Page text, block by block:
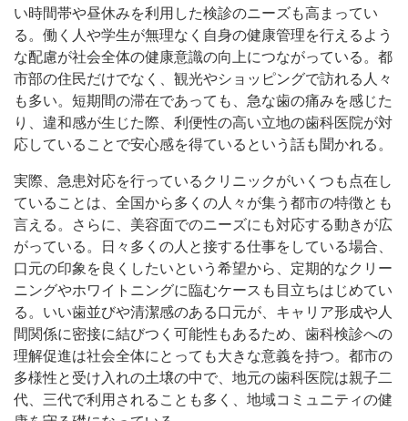
い時間帯や昼休みを利用した検診のニーズも高まってい
る。働く人や学生が無理なく自身の健康管理を行えるよう
な配慮が社会全体の健康意識の向上につながっている。都
市部の住民だけでなく、観光やショッピングで訪れる人々
も多い。短期間の滞在であっても、急な歯の痛みを感じた
り、違和感が生じた際、利便性の高い立地の歯科医院が対
応していることで安心感を得ているという話も聞かれる。
実際、急患対応を行っているクリニックがいくつも点在し
ていることは、全国から多くの人々が集う都市の特徴とも
言える。さらに、美容面でのニーズにも対応する動きが広
がっている。日々多くの人と接する仕事をしている場合、
口元の印象を良くしたいという希望から、定期的なクリー
ニングやホワイトニングに臨むケースも目立ちはじめてい
る。いい歯並びや清潔感のある口元が、キャリア形成や人
間関係に密接に結びつく可能性もあるため、歯科検診への
理解促進は社会全体にとっても大きな意義を持つ。都市の
多様性と受け入れの土壌の中で、地元の歯科医院は親子二
代、三代で利用されることも多く、地域コミュニティの健